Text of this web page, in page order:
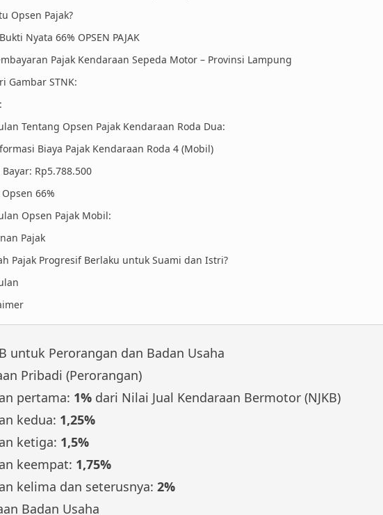
Opsen Pajak?
Nyata 66% OPSEN PAJAK
Pajak Kendaraan Sepeda Motor – Provinsi Lampung
Gambar STNK:
Tentang Opsen Pajak Kendaraan Roda Dua:
Biaya Pajak Kendaraan Roda 4 (Mobil)
Rp5.788.500
66%
Opsen Pajak Mobil:
Pajak
Pajak Progresif Berlaku untuk Suami dan Istri?
untuk Perorangan dan Badan Usaha
Pribadi (Perorangan)
pertama: 1% dari Nilai Jual Kendaraan Bermotor (NJKB)
kedua: 1,25%
ketiga: 1,5%
keempat: 1,75%
kelima dan seterusnya: 2%
Badan Usaha